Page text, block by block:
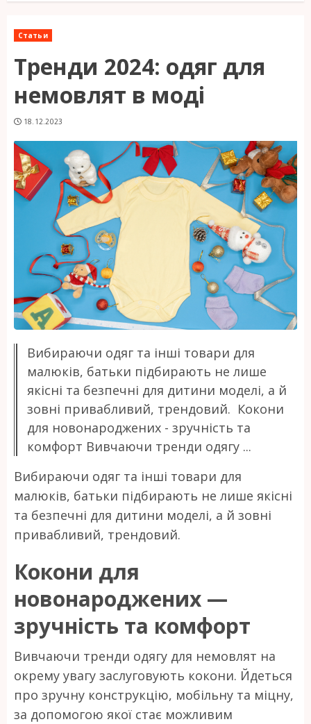
Статьи
Тренди 2024: одяг для
немовлят в моді
18.12.2023
Вибираючи одяг та інші товари для
малюків, батьки підбирають не лише
якісні та безпечні для дитини моделі, а й
зовні привабливий, трендовий. Кокони
для новонароджених - зручність та
комфорт Вивчаючи тренди одягу ...
Вибираючи одяг та інші товари для
малюків, батьки підбирають не лише якісні
та безпечні для дитини моделі, а й зовні
привабливий, трендовий.
Кокони для
новонароджених —
зручність та комфорт
Вивчаючи тренди одягу для немовлят на
окрему увагу заслуговують кокони. Йдеться
про зручну конструкцію, мобільну та міцну,
за допомогою якої стає можливим